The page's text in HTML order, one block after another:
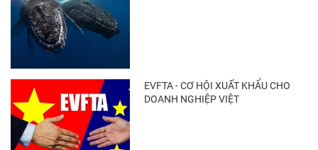
EVFTA - CƠ HỘI XUẤT KHẨU CHO
DOANH NGHIỆP VIỆT